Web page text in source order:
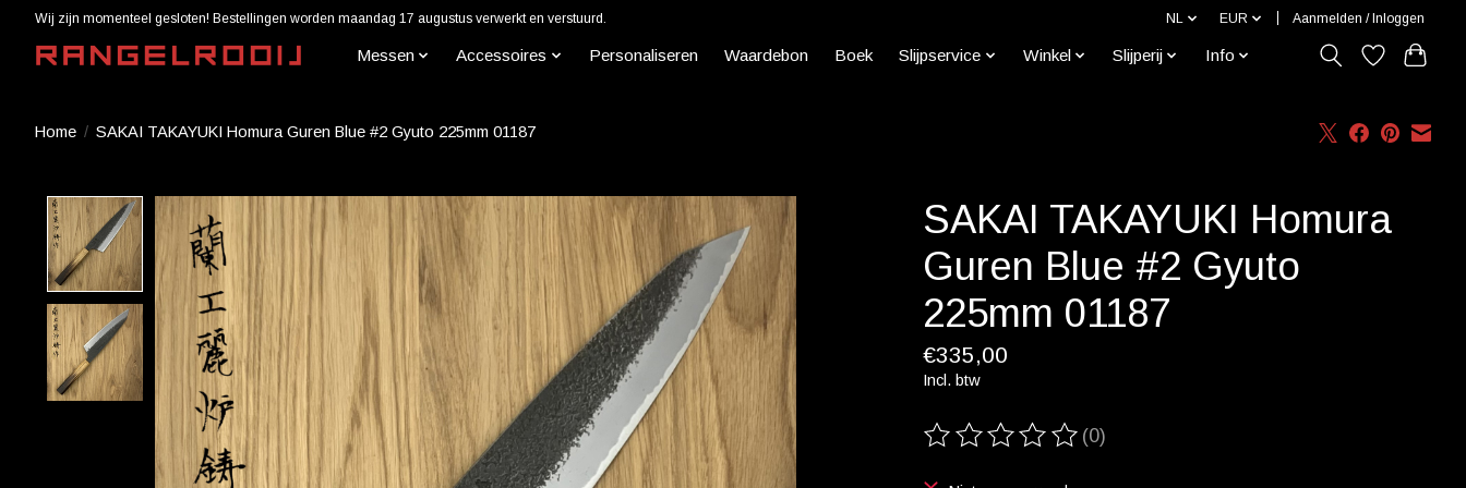
Wij zijn momenteel gesloten! Bestellingen worden maandag 17 augustus verwerkt en verstuurd. NL EUR Aanmelden / Inloggen
Messen Accessoires Personaliseren Waardebon Boek Slijpservice Winkel Slijperij Info
Home / SAKAI TAKAYUKI Homura Guren Blue #2 Gyuto 225mm 01187
Product image slideshow Items
SAKAI TAKAYUKI Homura
Guren Blue #2 Gyuto
225mm 01187
€335,00
Incl. btw
De beoordeling van dit product is
(0)